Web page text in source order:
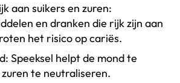
aan suikers en zuren:
en dranken die rijk zijn aan
het risico op cariës.
Speeksel helpt de mond te
te neutraliseren.